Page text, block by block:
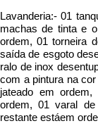
Lavanderia:- 01
machas de tinta e
ordem, 01 torneira
saída de esgoto
ralo de inox
com a pintura na
jateado em
ordem, 01 varal de
restante estáem